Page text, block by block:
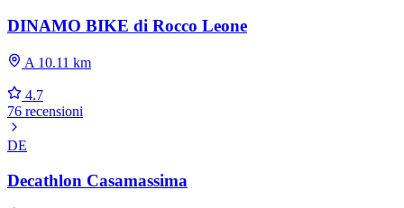
DINAMO BIKE di Rocco Leone
A 10.11 km
4.7
76 recensioni
DE
Decathlon Casamassima